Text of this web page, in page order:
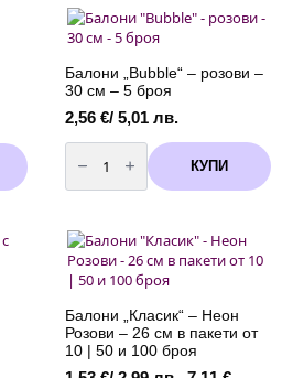
-
30
см
5
броя
Балони „Bubble“ – розови –
30 см – 5 броя
2,56 €/ 5,01 лв.
количество
за
Балони
"Bubble"
-
30
см
5
броя
КУПИ
Балони „Класик“ – Неон
Розови – 26 см в пакети от
10 | 50 и 100 броя